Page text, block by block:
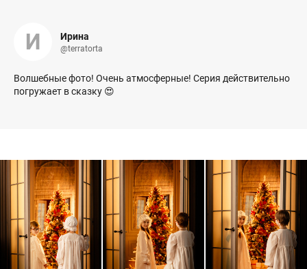
И Ирина
@terratorta
Волшебные фото! Очень атмосферные! Серия действительно
погружает в сказку 😍